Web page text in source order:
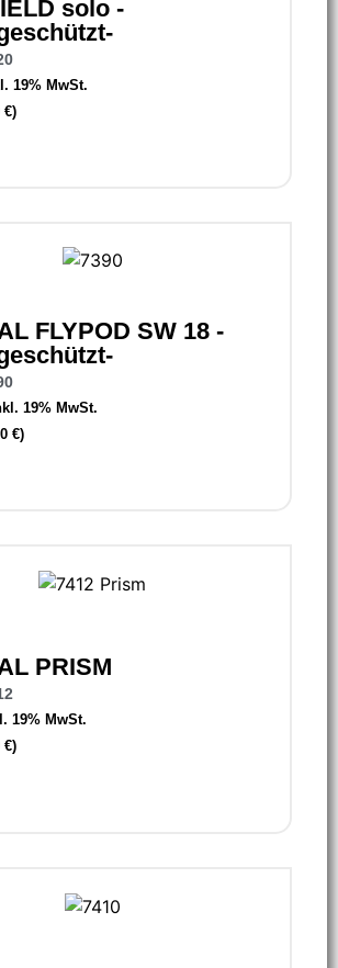
solo -
19% MwSt.
€)
FLYPOD SW 18 -
19% MwSt.
€)
PRISM
19% MwSt.
€)